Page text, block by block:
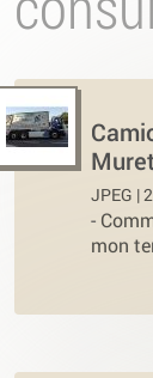
JPEG |
-
mon